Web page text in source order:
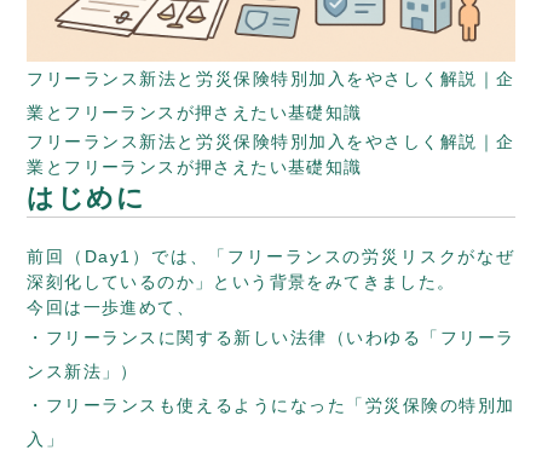
フリーランス新法と労災保険特別加入をやさしく解説｜企
業とフリーランスが押さえたい基礎知識
フリーランス新法と労災保険特別加入をやさしく解説｜企
業とフリーランスが押さえたい基礎知識
はじめに
前回（Day1）では、「フリーランスの労災リスクがなぜ
深刻化しているのか」という背景をみてきました。
今回は一歩進めて、
フリーランスに関する新しい法律（いわゆる「フリーラ
ンス新法」）
フリーランスも使えるようになった「労災保険の特別加
入」